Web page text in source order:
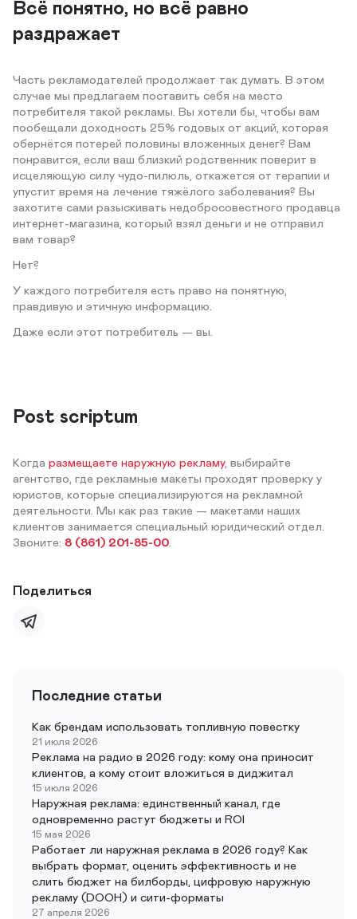
Всё понятно, но всё равно
раздражает
Часть рекламодателей продолжает так думать. В этом
случае мы предлагаем поставить себя на место
потребителя такой рекламы. Вы хотели бы, чтобы вам
пообещали доходность 25% годовых от акций, которая
обернётся потерей половины вложенных денег? Вам
понравится, если ваш близкий родственник поверит в
исцеляющую силу чудо-пилюль, откажется от терапии и
упустит время на лечение тяжёлого заболевания? Вы
захотите сами разыскивать недобросовестного продавца
интернет-магазина, который взял деньги и не отправил
вам товар?
Нет?
У каждого потребителя есть право на понятную,
правдивую и этичную информацию.
Даже если этот потребитель — вы.
Post scriptum
Когда размещаете наружную рекламу, выбирайте
агентство, где рекламные макеты проходят проверку у
юристов, которые специализируются на рекламной
деятельности. Мы как раз такие — макетами наших
клиентов занимается специальный юридический отдел.
Звоните: 8 (861) 201-85-00
Поделиться
Последние статьи
Как брендам использовать топливную повестку
21 июля 2026
Реклама на радио в 2026 году: кому она приносит
клиентов, а кому стоит вложиться в диджитал
15 июля 2026
Наружная реклама: единственный канал, где
одновременно растут бюджеты и ROI
15 мая 2026
Работает ли наружная реклама в 2026 году? Как
выбрать формат, оценить эффективность и не
слить бюджет на билборды, цифровую наружную
рекламу (DOOH) и сити-форматы
27 апреля 2026